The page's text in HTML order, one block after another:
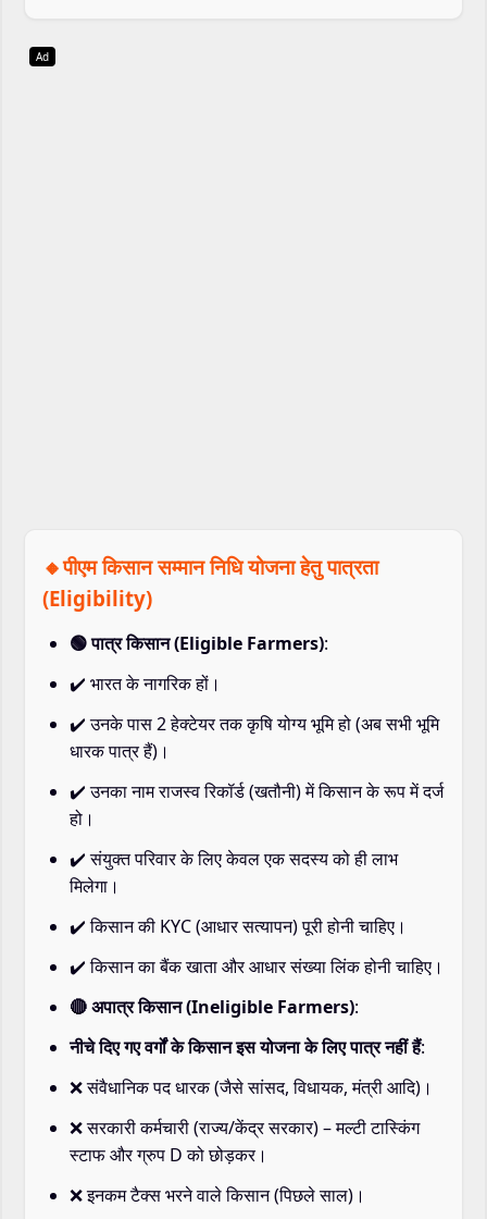
Ad
🔸पीएम किसान सम्मान निधि योजना हेतु पात्रता
(Eligibility)
🟢 पात्र किसान (Eligible Farmers):
✔️ भारत के नागरिक हों।
✔️ उनके पास 2 हेक्टेयर तक कृषि योग्य भूमि हो (अब सभी भूमि
धारक पात्र हैं)।
✔️ उनका नाम राजस्व रिकॉर्ड (खतौनी) में किसान के रूप में दर्ज
हो।
✔️ संयुक्त परिवार के लिए केवल एक सदस्य को ही लाभ
मिलेगा।
✔️ किसान की KYC (आधार सत्यापन) पूरी होनी चाहिए।
✔️ किसान का बैंक खाता और आधार संख्या लिंक होनी चाहिए।
🔴 अपात्र किसान (Ineligible Farmers):
नीचे दिए गए वर्गों के किसान इस योजना के लिए पात्र नहीं हैं:
❌ संवैधानिक पद धारक (जैसे सांसद, विधायक, मंत्री आदि)।
❌ सरकारी कर्मचारी (राज्य/केंद्र सरकार) – मल्टी टास्किंग
स्टाफ और ग्रुप D को छोड़कर।
❌ इनकम टैक्स भरने वाले किसान (पिछले साल)।